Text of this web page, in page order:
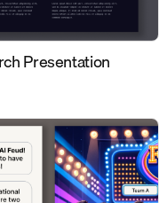
Presentation